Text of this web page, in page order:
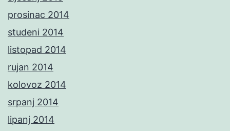
prosinac 2014
studeni 2014
listopad 2014
rujan 2014
kolovoz 2014
srpanj 2014
lipanj 2014